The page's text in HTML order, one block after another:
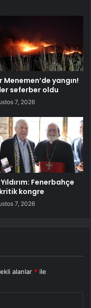
Menemen’de yangın!
seferber oldu
7, 2026
Fenerbahçe
kongre
7, 2026
alanlar * ile